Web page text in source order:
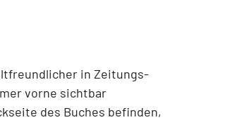
in Zeitungs-
vorne sichtbar
des Buches befinden,